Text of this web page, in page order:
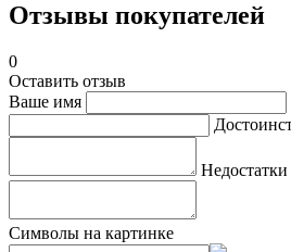
Отзывы покупателей
0
Оставить отзыв
Ваше имя
Недостатки
Символы на картинке